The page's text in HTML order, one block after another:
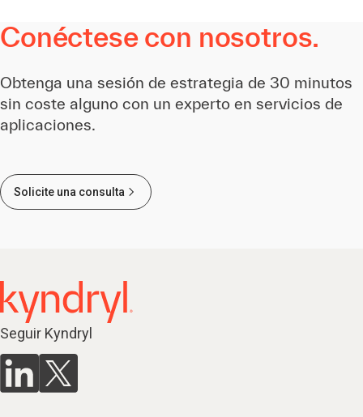
Conéctese con nosotros.
Obtenga una sesión de estrategia de 30 minutos
sin coste alguno con un experto en servicios de
aplicaciones.
Solicite una consulta
Seguir Kyndryl